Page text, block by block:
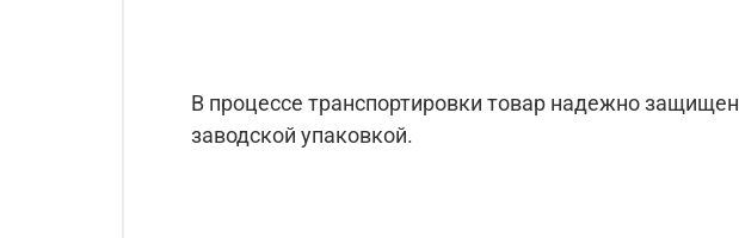
В процессе транспортировки товар надежно защищен
заводской упаковкой.